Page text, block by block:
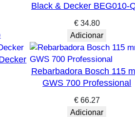
Black & Decker BEG010-
€34.80
Adicionar
Rebarbadora Bosch 115
GWS 700 Professional
€66.27
Adicionar